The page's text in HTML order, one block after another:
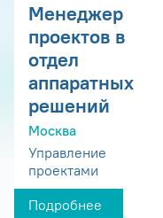
Менеджер
проектов в
отдел
аппаратных
решений
Москва
Управление
проектами
Подробнее